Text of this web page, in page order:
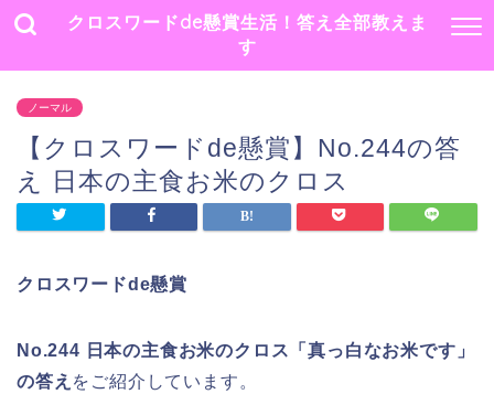
クロスワードde懸賞生活！答え全部教えま
す
ノーマル
【クロスワードde懸賞】No.244の答
え 日本の主食お米のクロス
クロスワードde懸賞
No.244 日本の主食お米のクロス「真っ白なお米です」
の答え をご紹介しています。